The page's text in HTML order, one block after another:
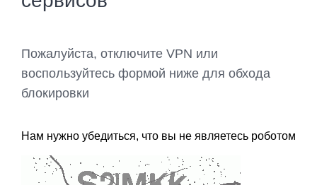
Пожалуйста, отключите VPN или
воспользуйтесь формой ниже для обхода
блокировки
Нам нужно убедиться, что вы не являетесь роботом